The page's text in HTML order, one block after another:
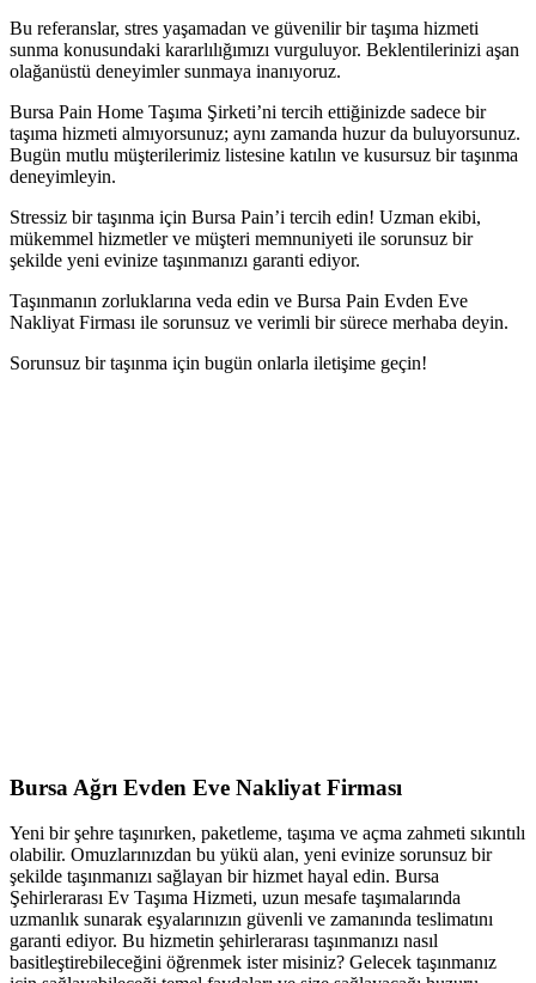
Bu referanslar, stres yaşamadan ve güvenilir bir taşıma hizmeti
sunma konusundaki kararlılığımızı vurguluyor. Beklentilerinizi aşan
olağanüstü deneyimler sunmaya inanıyoruz.
Bursa Pain Home Taşıma Şirketi’ni tercih ettiğinizde sadece bir
taşıma hizmeti almıyorsunuz; aynı zamanda huzur da buluyorsunuz.
Bugün mutlu müşterilerimiz listesine katılın ve kusursuz bir taşınma
deneyimleyin.
Stressiz bir taşınma için Bursa Pain’i tercih edin! Uzman ekibi,
mükemmel hizmetler ve müşteri memnuniyeti ile sorunsuz bir
şekilde yeni evinize taşınmanızı garanti ediyor.
Taşınmanın zorluklarına veda edin ve Bursa Pain Evden Eve
Nakliyat Firması ile sorunsuz ve verimli bir sürece merhaba deyin.
Sorunsuz bir taşınma için bugün onlarla iletişime geçin!
Bursa Ağrı Evden Eve Nakliyat Firması
Yeni bir şehre taşınırken, paketleme, taşıma ve açma zahmeti sıkıntılı
olabilir. Omuzlarınızdan bu yükü alan, yeni evinize sorunsuz bir
şekilde taşınmanızı sağlayan bir hizmet hayal edin. Bursa
Şehirlerarası Ev Taşıma Hizmeti, uzun mesafe taşımalarında
uzmanlık sunarak eşyalarınızın güvenli ve zamanında teslimatını
garanti ediyor. Bu hizmetin şehirlerarası taşınmanızı nasıl
basitleştirebileceğini öğrenmek ister misiniz? Gelecek taşınmanız